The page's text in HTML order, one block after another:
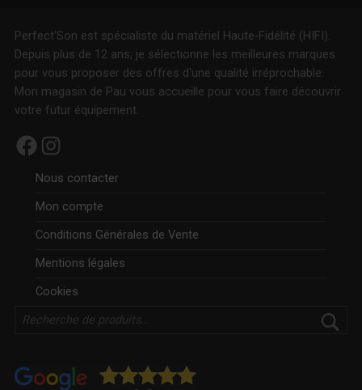
Perfect'Son est spécialiste du matériel Haute-Fidélité (HIFI).
Depuis plus de 12 ans, je sélectionne les meilleures marques
pour vous proposer des offres d'une qualité irréprochable.
Mon magasin de Pau vous accueille pour vous faire découvrir
votre futur équipement.
Facebook Instagram
Nous contacter
Mon compte
Conditions Générales de Vente
Mentions légales
Cookies